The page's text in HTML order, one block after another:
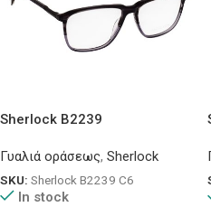
Sherlock B2239
Γυαλιά οράσεως, Sherlock
SKU: Sherlock B2239 C6
In stock